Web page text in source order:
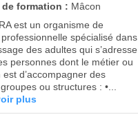
de formation : Mâcon
est un organisme de
spécialisé dans
des adultes qui s’adresse
personnes dont le métier ou
est d’accompagner des
ou structures : •...
plus